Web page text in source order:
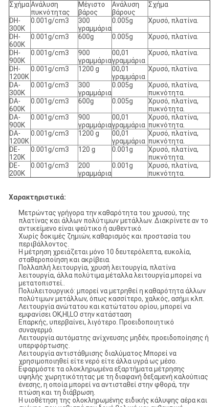
ΣχήμαΑνάλυση
πυκνότητας
Μέγιστο
βάρος
Ανάλυση
βάρους
Σχήμα
DH-
300K
0.001g/cm3
300
γραμμάρια
0.005g Χρυσό, πλατίνα.
DH-
600K
0.001g/cm3 600g 0.005g Χρυσό, πλατίνα.
DH-
900K
0.001g/cm3
900
γραμμάρια
00,01
γραμμάρια
Χρυσό, πλατίνα.
DH-
1200K
0.001g/cm3 1200 g
00,01
γραμμάρια
Χρυσό, πλατίνα.
DA-
300K
0.001g/cm3
300
γραμμάρια
0.005g
Χρυσό, πλατίνα,
πυκνότητα.
DA-
600K
0.001g/cm3 600g 0.005g
Χρυσό, πλατίνα,
πυκνότητα.
DA-
900K
0.001g/cm3
900
γραμμάρια
00,01
γραμμάρια
Χρυσό, πλατίνα,
πυκνότητα.
DA-
1200K
0.001g/cm3 1200 g
00,01
γραμμάρια
Χρυσό, πλατίνα,
πυκνότητα.
DE-
120K
0.001g/cm3 120 g 0.001g
Χρυσό, πλατίνα,
πυκνότητα.
DE-
200K
0.001g/cm3
200
γραμμάρια
0.001g
Χρυσό, πλατίνα,
πυκνότητα.
Χαρακτηριστικά:
Μετρώντας γρήγορα την καθαρότητα του χρυσού, της
πλατίνας και άλλων πολύτιμων μετάλλων. Διακρίνετε αν το
αντικείμενο είναι ψεύτικο ή αυθεντικό.
Χωρίς δοκιμές ζημιών, καθαρισμός και προστασία του
περιβάλλοντος.
Η μέτρηση χρειάζεται μόνο 10 δευτερόλεπτα, ευκολία,
σταθεροποίηση και ακρίβεια.
Πολλαπλή λειτουργία, χρυσή λειτουργία, πλατίνα
λειτουργία, άλλα πολύτιμα μέταλλα λειτουργία μπορεί να
μετατοπιστεί..
Πολυλειτουργικό: μπορεί να μετρηθεί η καθαρότητα άλλων
πολύτιμων μετάλλων, όπως κασσίτερο, χαλκός, ασήμι κλπ.
Λειτουργία ανώτατου και κατώτατου ορίου, μπορεί να
εμφανίσει OK,HI,LO στην κατάσταση
Επαρκής, υπερβαίνει, λιγότερο. Προειδοποιητικό
συναγερμό.
Λειτουργία αυτόματης ανίχνευσης μηδέν, προειδοποίησης ή
υπερφόρτωσης.
Λειτουργία αντιστάθμισης διαλύματος.Μπορεί να
χρησιμοποιηθεί είτε νερό είτε άλλα υγρά ως μέσο.
Εφαρμόστε τα ολοκληρωμένα εξαρτήματα μέτρησης
υψηλής χωρητικότητας με τη διαφανή δεξαμενή καλούπιας
ένεσης, η οποία μπορεί να αντισταθεί στην φθορά, την
πτώση και τη διάβρωση.
Η υιοθέτηση της ολοκληρωμένης ειδικής κάλυψης αέρα και